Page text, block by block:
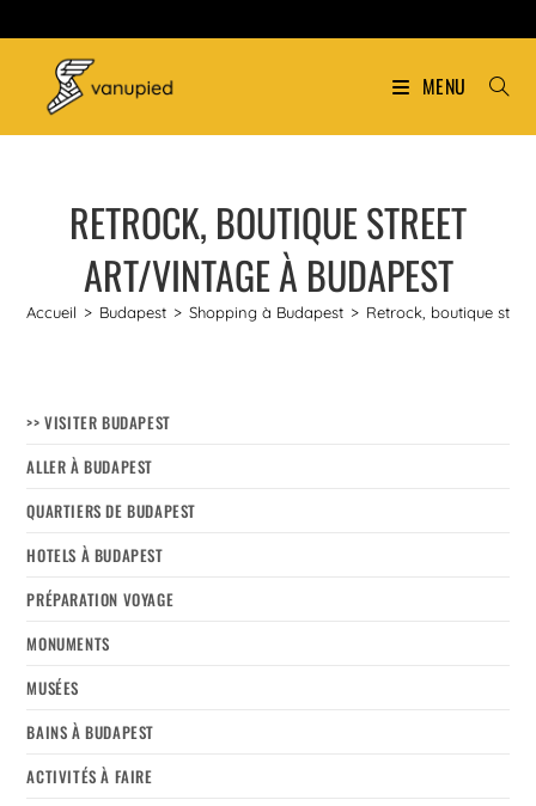
MENU
RETROCK, BOUTIQUE STREET
ART/VINTAGE À BUDAPEST
Accueil > Budapest > Shopping à Budapest > Retrock, boutique
>> VISITER BUDAPEST
ALLER À BUDAPEST
QUARTIERS DE BUDAPEST
HOTELS À BUDAPEST
PRÉPARATION VOYAGE
MONUMENTS
MUSÉES
BAINS À BUDAPEST
ACTIVITÉS À FAIRE